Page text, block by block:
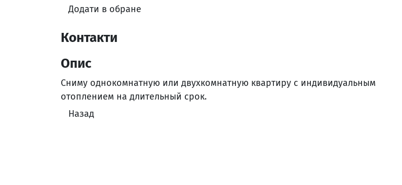
Додати в обране
Контакти
Опис
Сниму однокомнатную или двухкомнатную квартиру с индивидуальным
отоплением на длительный срок.
Назад